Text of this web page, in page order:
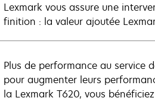
Lexmark vous assure une
finition : la valeur ajoutée
Plus de performance au service
pour augmenter leurs
la Lexmark T620, vous